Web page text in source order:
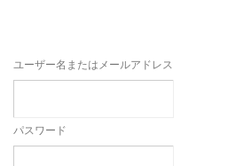
り
ユーザー名またはメールアドレス
パスワード